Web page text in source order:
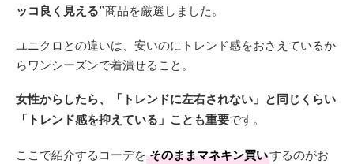
ッコ良く見える”商品を厳選しました。
ユニクロとの違いは、安いのにトレンド感をおさえているか
らワンシーズンで着潰せること。
女性からしたら、「トレンドに左右されない」と同じくらい
「トレンド感を抑えている」ことも重要です。
ここで紹介するコーデを そのままマネキン買いするのがお